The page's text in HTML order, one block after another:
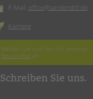
E-Mail: office@tandembtl.de
Karriere
Melden Sie sich hier für unseren
Newsletter an.
Schreiben Sie uns.